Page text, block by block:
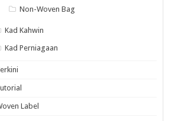
Non-Woven Bag
Kad Kahwin
Kad Perniagaan
Label